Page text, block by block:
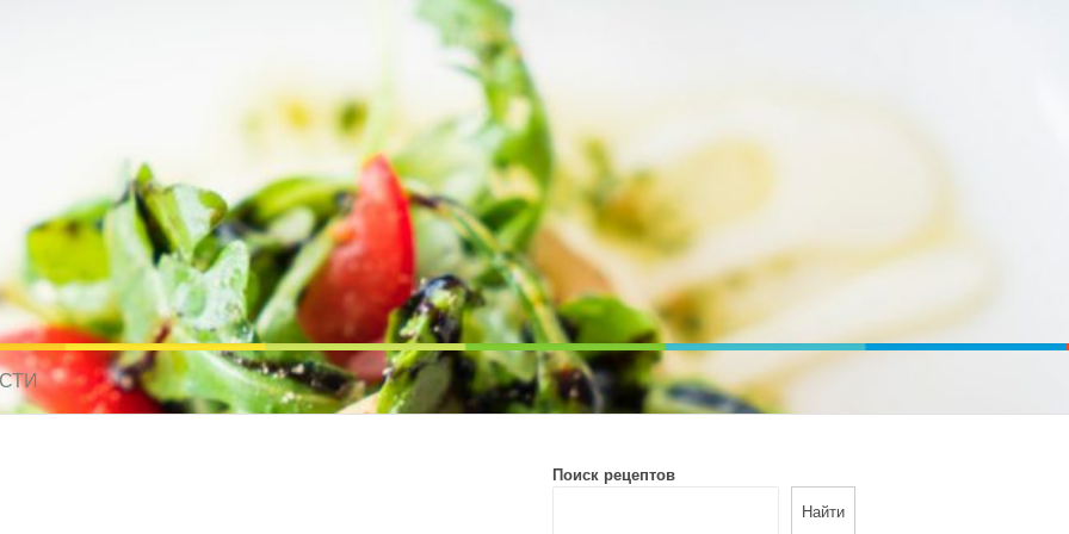
рецепты для всех
РЕЦЕПТЫ ДЛЯ МУЛЬТИВАРКИ. РЕЦЕПТЫ ДЛЯ МИКРОВОЛНОВОЙ ПЕЧИ. ДИЕТИЧЕСКОЕ ПИТАНИЕ
Поиск рецептов
Найти